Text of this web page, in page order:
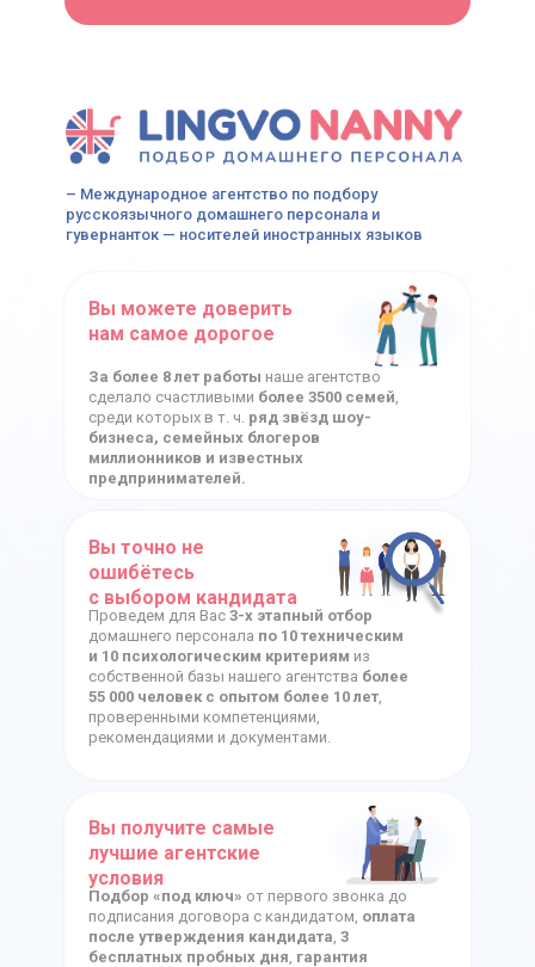
Проведем для Вас 3-х этапный отбор
домашнего персонала по 10 техническим
и 10 психологическим критериям из
собственной базы нашего агентства более
55 000 человек с опытом более 10 лет,
проверенными компетенциями,
рекомендациями и документами.
Вы точно не
ошибётесь
с выбором кандидата
За более 8 лет работы наше агентство
сделало счастливыми более 3500 семей,
среди которых в т. ч. ряд звёзд шоу-
бизнеса, семейных блогеров
миллионников и известных
предпринимателей.
Вы можете доверить
нам самое дорогое
Подбор «под ключ» от первого звонка до
подписания договора с кандидатом, оплата
после утверждения кандидата, 3
бесплатных пробных дня, гарантия
Вы получите самые
лучшие агентские
условия
– Международное агентство по подбору
русскоязычного домашнего персонала и
гувернанток — носителей иностранных языков